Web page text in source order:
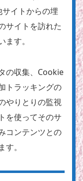
イトからの埋
サイトを訪れた
す。
の収集、Cookie
トラッキングの
やりとりの監視
を使ってそのサ
コンテンツとの
。